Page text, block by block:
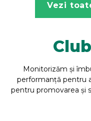
Vezi
Monitorizăm și
performanță pentru
pentru promovarea și